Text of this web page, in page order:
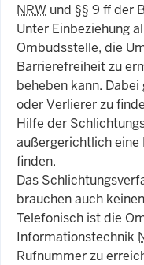
NRW und §§ 9 ff der
Unter Einbeziehung
Ombudsstelle, die
Barrierefreiheit zu
beheben kann.
oder Verlierer zu
Hilfe der
außergerichtlich eine
finden.
Das
brauchen auch
Telefonisch ist die
Informationstechnik
Rufnummer zu